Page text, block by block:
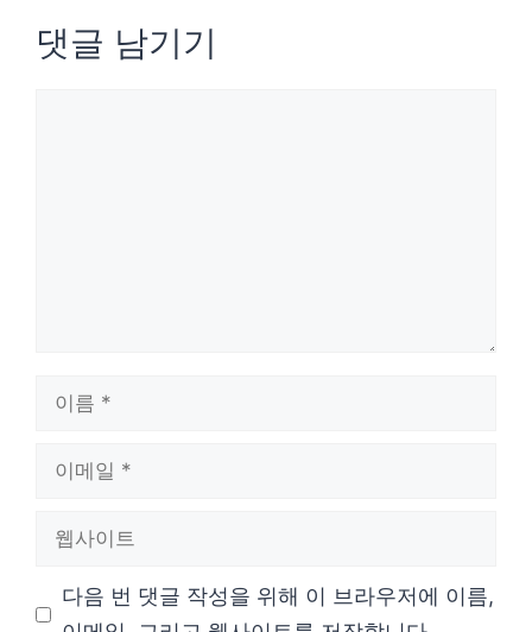
댓글 남기기
다음 번 댓글 작성을 위해 이 브라우저에 이름,